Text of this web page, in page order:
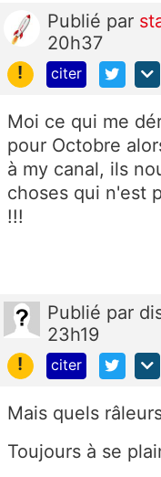
Publié par
20h37
!
citer
Moi ce qui me
pour Octobre
à my canal, ils
choses qui n'est
!!!
Publié par
23h19
!
citer
Mais quels
Toujours à se